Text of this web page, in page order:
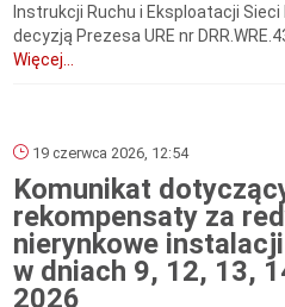
Instrukcji Ruchu i Eksploatacji
decyzją Prezesa URE nr
Więcej...
19 czerwca 2026, 12:54
Komunikat
rekompensaty za
nierynkowe
w dniach 9, 12, 13,
2026